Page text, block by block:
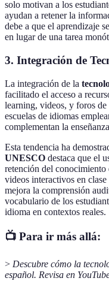
solo motivan a los
ayudan a retener la
debe a que el aprendizaje
en lugar de una tarea
3. Integración de
La integración de la
facilitado el acceso a
learning, videos, y foros
escuelas de idiomas
complementan la
Esta tendencia ha
UNESCO destaca que el
retención del
videos interactivos en
mejora la comprensión
vocabulario de los
idioma en contextos reales.
📺 Para ir más allá:
> Descubre cómo la
español. Revisa en